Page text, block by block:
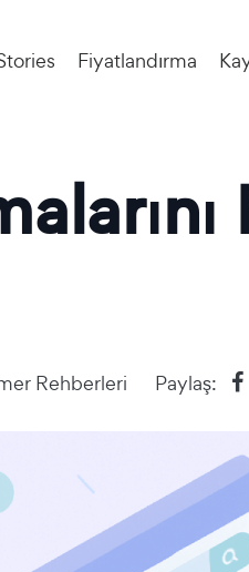
Fiyatlandırma
Rehberleri Paylaş: